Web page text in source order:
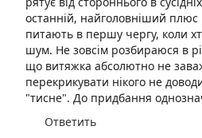
останній, найголовніший плюс
питають в першу чергу, коли
шум. Не зовсім розбираюся в
що витяжка абсолютно не
перекрикувати нікого не
"тисне". До придбання
Ответить